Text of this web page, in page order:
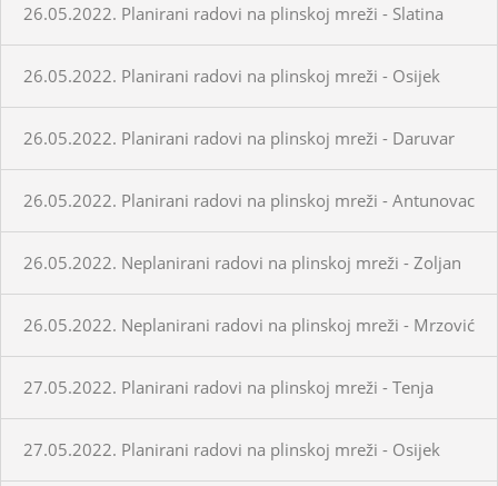
26.05.2022. Planirani radovi na plinskoj mreži - Slatina
26.05.2022. Planirani radovi na plinskoj mreži - Osijek
26.05.2022. Planirani radovi na plinskoj mreži - Daruvar
26.05.2022. Planirani radovi na plinskoj mreži - Antunovac
26.05.2022. Neplanirani radovi na plinskoj mreži - Zoljan
26.05.2022. Neplanirani radovi na plinskoj mreži - Mrzović
27.05.2022. Planirani radovi na plinskoj mreži - Tenja
27.05.2022. Planirani radovi na plinskoj mreži - Osijek